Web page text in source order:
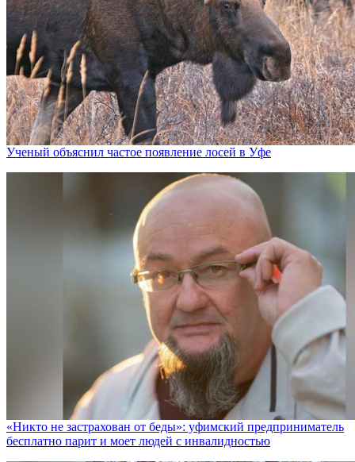
Ученый объяснил частое появление лосей в Уфе
«Никто не заcтрахован от беды»: уфимский предприниматель
бесплатно парит и моет людей с инвалидностью